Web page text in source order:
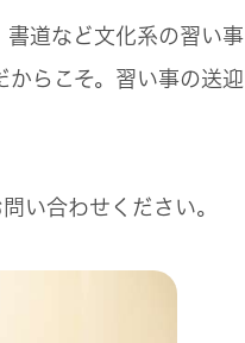
書道など文化系の習い事
らこそ。習い事の送迎
い合わせください。